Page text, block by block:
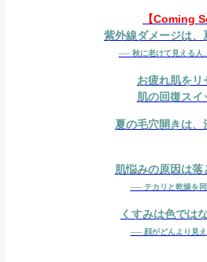
【Coming
紫外線ダメージは、
── 秋に老けて見える人
お疲れ肌をリ
肌の回復スイ
夏の毛穴開きは、
肌悩みの原因は落
── テカリと乾燥を
くすみは色では
── 顔がどんより見